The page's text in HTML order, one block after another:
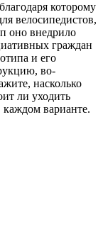
которому
велосипедистов,
оно внедрило
граждан
и его
во-
насколько
ли уходить
каждом варианте.